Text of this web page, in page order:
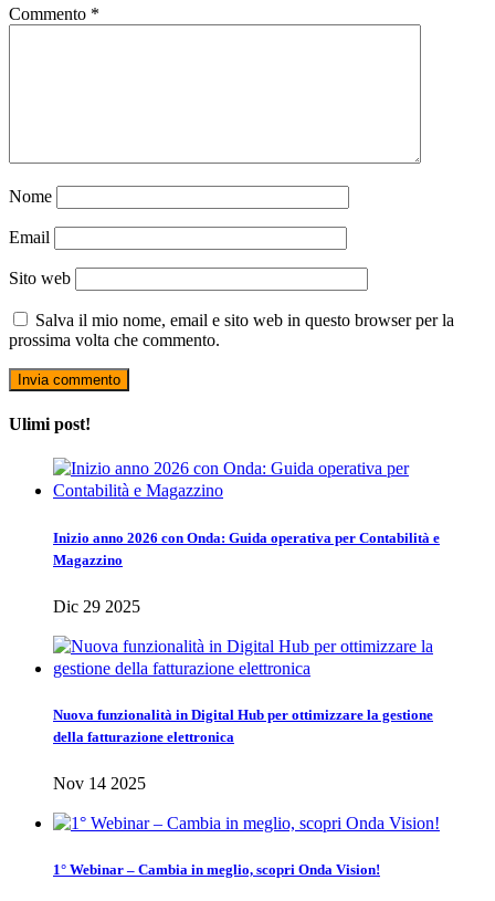
Commento *
Nome
Email
Sito web
Salva il mio nome, email e sito web in questo browser per la
prossima volta che commento.
Ulimi post!
Inizio anno 2026 con Onda: Guida operativa per Contabilità e
Magazzino
Dic 29 2025
Nuova funzionalità in Digital Hub per ottimizzare la gestione
della fatturazione elettronica
Nov 14 2025
1° Webinar – Cambia in meglio, scopri Onda Vision!